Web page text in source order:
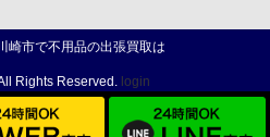
崎市で不用品の出張買取は
Rights Reserved. login